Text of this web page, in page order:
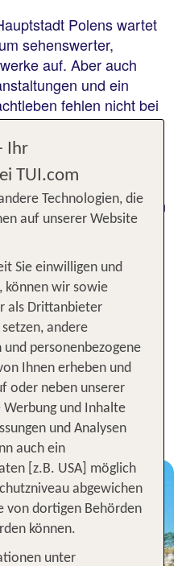
Polens wartet
sehenswerter,
auf. Aber auch
und ein
fehlen nicht bei
Stadt Polens.
Metropole ist "Rynek
der gut erhaltenen
Bars und Cafés rund
und Bestaunen
- natürlich darf ein
nicht fehlen -
Krakauer
auf dem
von Krakau.
in Krakau für kleines
sicher und schnell auf
Ihr
TUI.com
Technologien, die
auf unserer Website
Sie einwilligen und
können wir sowie
als Drittanbieter
andere
personenbezogene
Ihnen erheben und
oder neben unserer
und Inhalte
und Analysen
auch ein
[z.B. USA] möglich
abgewichen
von dortigen Behörden
können.
unter